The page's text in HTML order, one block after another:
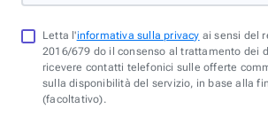
Letta l'informativa sulla privacy ai sensi del
2016/679 do il consenso al trattamento dei
ricevere contatti telefonici sulle offerte
sulla disponibilità del servizio, in base alla
(facoltativo).